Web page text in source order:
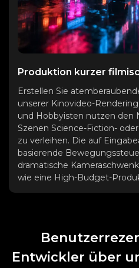
Produktion kurzer
Erstellen Sie
unserer Kinovideo-
und Hobbyisten nutzen den
Szenen Science-Fiction-
zu verleihen. Die auf
basierende
dramatische
wie eine High-Budget-
Entwickler über